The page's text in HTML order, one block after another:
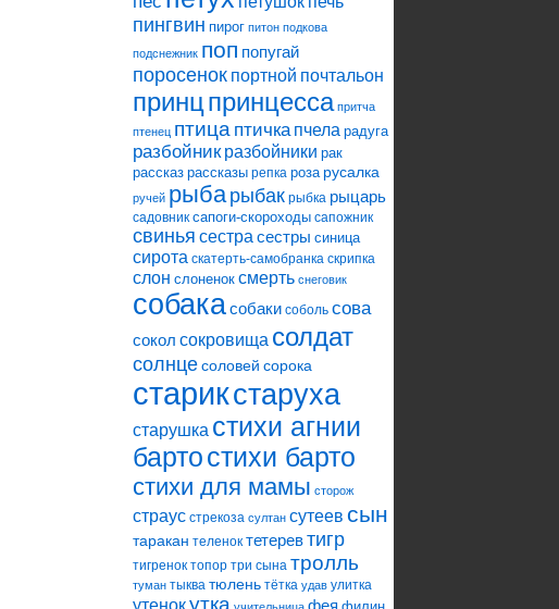
пингвин пирог питон подкова
подснежник поп попугай
поросенок портной почтальон
принцпринцесса притча
птенец птица птичка пчела радуга
разбойник разбойники рак
рассказ рассказы репка роза русалка
ручей рыбарыбак рыбка рыцарь
садовник сапоги-скороходы сапожник
свинья сестра сестры синица
сирота скатерть-самобранка скрипка
слон слоненок смерть снеговик
собакасобаки соболь сова
сокол сокровища солдат
солнцесоловей сорока
старикстаруха
старушка стихи агнии
бартостихи барто
стихи для мамы сторож
страус стрекоза султан сутеев сын
таракан теленок тетеревтигр
тигренок топор три сына тролль
туман тыква тюлень тётка удав улитка
утенокутка фея